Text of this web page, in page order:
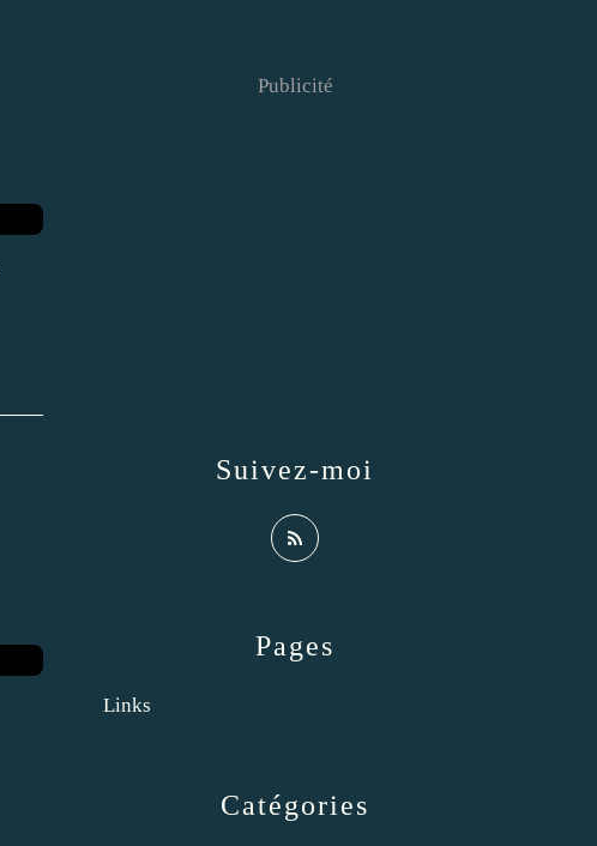
Catégories
Pages
Links
Suivez-moi
Publicité